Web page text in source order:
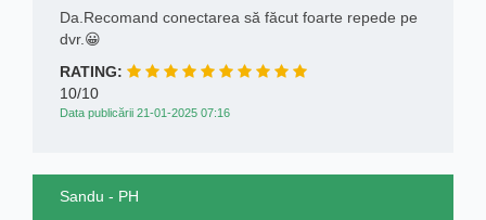
Da.Recomand conectarea să făcut foarte repede pe
dvr.😀
RATING:
10/10
Data publicării 21-01-2025 07:16
Sandu - PH